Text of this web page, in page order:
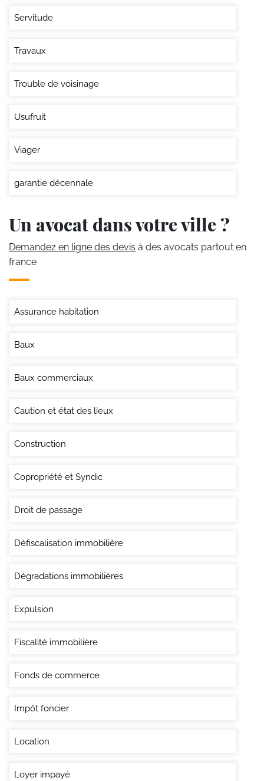
Servitude
Travaux
Trouble de voisinage
Usufruit
Viager
garantie décennale
Un avocat dans votre ville ?
Demandez en ligne des devis à des avocats partout en
france
Assurance habitation
Baux
Baux commerciaux
Caution et état des lieux
Construction
Copropriété et Syndic
Droit de passage
Défiscalisation immobilière
Dégradations immobilières
Expulsion
Fiscalité immobilière
Fonds de commerce
Impôt foncier
Location
Loyer impayé